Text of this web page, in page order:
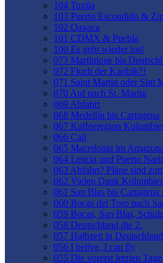
104 Tuxtla
103 Puerto Escondido &
102 Oaxaca
101 CDMX & Puebla
100 Es geht wieder los!
073 Martinique bis
072 Fluch der Karibik?!
071 Saint Martin oder Sint
070 Auf nach St. Martin
069 Abfahrt
068 Medellín bis Cartagena
067 Kaffeeregion
066 Cali
065 Macedonia im
064 Leticia und Puerto
063 Abfahrt? Pläne sind
062 Vielen Dank
061 San Blas bis
060 Bocas del Toro nach
059 Bocas, San Blas,
058 Deutschland die 2.
057 Halbzeit in Deutschland
056 I belive, I can fly
055 Die vorerst letzten